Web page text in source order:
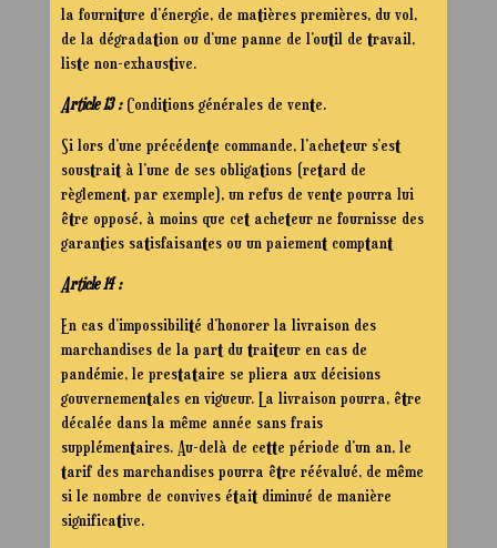
la fourniture d’énergie, de matières premières, du vol,
de la dégradation ou d’une panne de l’outil de travail,
liste non-exhaustive.
Article 13 : Conditions générales de vente.
Si lors d’une précédente commande, l’acheteur s’est
soustrait à l’une de ses obligations (retard de
règlement, par exemple), un refus de vente pourra lui
être opposé, à moins que cet acheteur ne fournisse des
garanties satisfaisantes ou un paiement comptant
Article 14 :
En cas d’impossibilité d’honorer la livraison des
marchandises de la part du traiteur en cas de
pandémie, le prestataire se pliera aux décisions
gouvernementales en vigueur. La livraison pourra, être
décalée dans la même année sans frais
supplémentaires. Au-delà de cette période d’un an, le
tarif des marchandises pourra être réévalué, de même
si le nombre de convives était diminué de manière
significative.